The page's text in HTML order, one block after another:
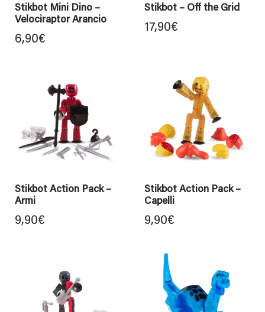
Stikbot Mini Dino –
Velociraptor Arancio
6,90€
Stikbot – Off the Grid
17,90€
Stikbot Action Pack –
Armi
9,90€
Stikbot Action Pack –
Capelli
9,90€